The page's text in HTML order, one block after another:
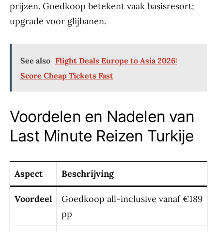
prijzen. Goedkoop betekent vaak basisresort;
upgrade voor glijbanen.
See also Flight Deals Europe to Asia 2026:
Score Cheap Tickets Fast
Voordelen en Nadelen van
Last Minute Reizen Turkije
Aspect Beschrijving
Voordeel
Goedkoop all-inclusive vanaf €189
pp